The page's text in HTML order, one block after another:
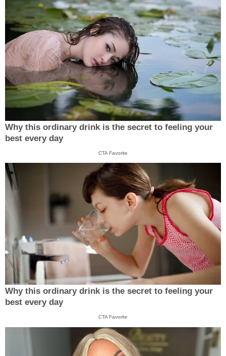
Why this ordinary drink is the secret to feeling your
best every day
CTA Favorite
Why this ordinary drink is the secret to feeling your
best every day
CTA Favorite